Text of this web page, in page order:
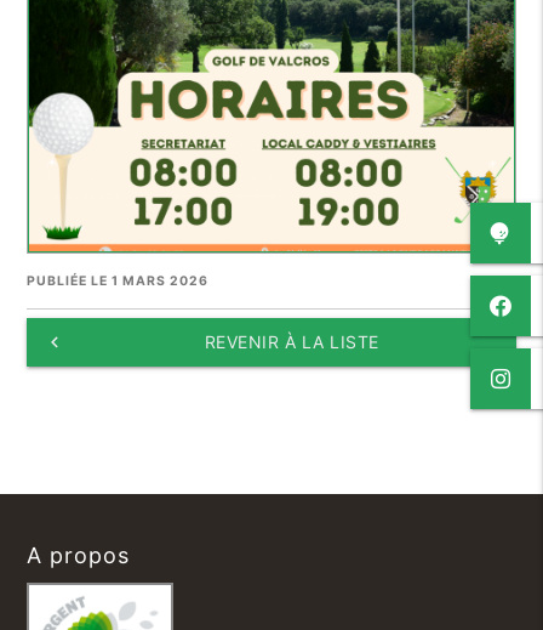
PUBLIÉE LE 1 MARS 2026
keyboard_arrow_left REVENIR À LA LISTE
A propos